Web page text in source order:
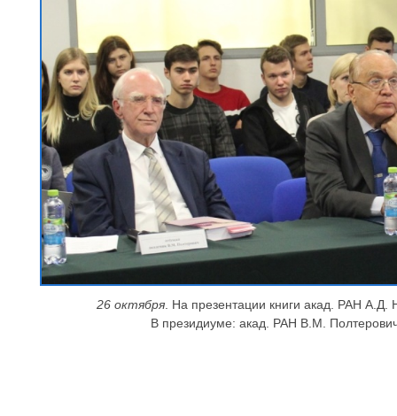
26 октября . На презентации книги акад. РАН
В президиуме: акад. РАН В.М.